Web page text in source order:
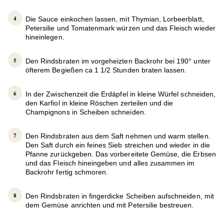
Die Sauce einkochen lassen, mit Thymian, Lorbeerblatt,
Petersilie und Tomatenmark würzen und das Fleisch wieder
hineinlegen.
Den Rindsbraten im vorgeheizten Backrohr bei 190° unter
öfterem Begießen ca 1 1/2 Stunden braten lassen.
In der Zwischenzeit die Erdäpfel in kleine Würfel schneiden,
den Karfiol in kleine Röschen zerteilen und die
Champignons in Scheiben schneiden.
Den Rindsbraten aus dem Saft nehmen und warm stellen.
Den Saft durch ein feines Sieb streichen und wieder in die
Pfanne zurückgeben. Das vorbereitete Gemüse, die Erbsen
und das Fleisch hineingeben und alles zusammen im
Backrohr fertig schmoren.
Den Rindsbraten in fingerdicke Scheiben aufschneiden, mit
dem Gemüse anrichten und mit Petersilie bestreuen.